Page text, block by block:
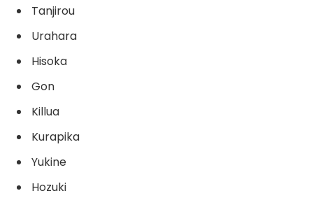
Tanjirou
Urahara
Hisoka
Gon
Killua
Kurapika
Yukine
Hozuki